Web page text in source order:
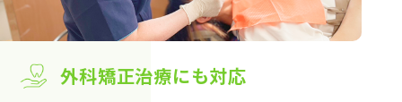
外科矯正治療にも対応